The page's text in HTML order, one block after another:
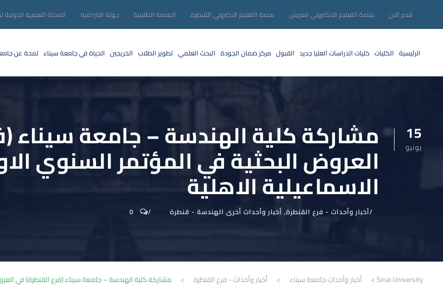
قدم الان منصة التعليم الالكتروني العريش منصة التعليم الاكتروني القنطرة المنصة الطلابية جولة افتراضية المجلة العلمية الدولية
الرئيسية الكليات كليات الدراسات العلياجديد القبول مركز ضمان الجودة البحث العلمي تطوير الطلاب الخريجين الحياة في جامعة سيناء لمحة عن
15
يونيو مشاركة كلية الهندسة – جامعة سيناء
العروض البحثية في المؤتمر السنوي
الاسماعيلية الاهلية
أخبار وأحداث - فرع القنطرة, أخبار وأحداث أخرى الهندسة - قنطرة 0
Sinai University
> أخبار وأحداث جامعة سيناء > أخبار وأحداث - فرع القنطرة > مشاركة كلية الهندسة – جامعة سيناء (فرع القنطرة) في